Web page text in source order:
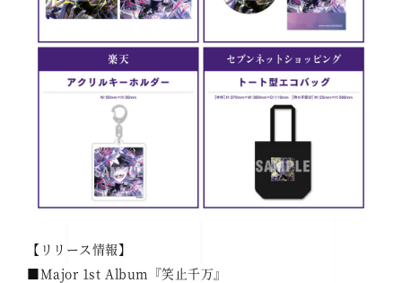
【リリース情報】
■Major 1st Album『笑止千万』